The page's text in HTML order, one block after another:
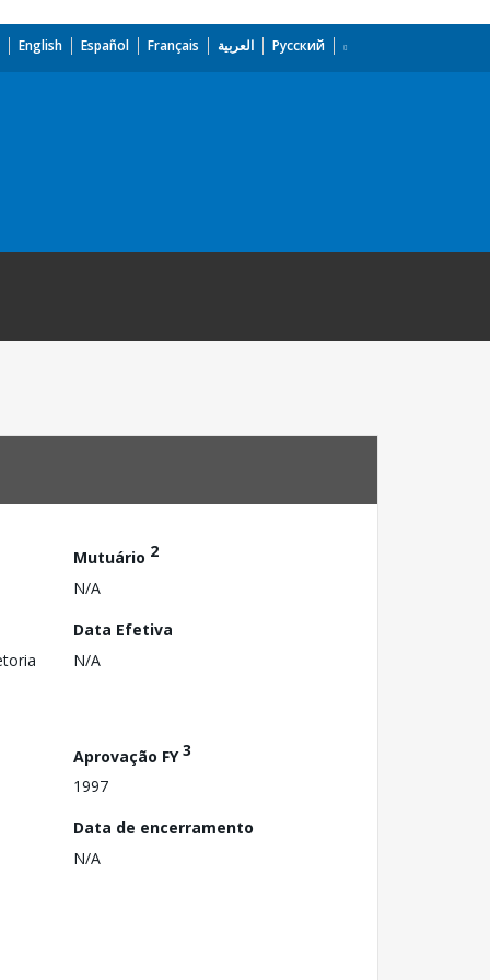
English Español Français العربية Русский
Mutuário 2
N/A
Data Efetiva
N/A
Aprovação FY3
1997
Data de encerramento
N/A